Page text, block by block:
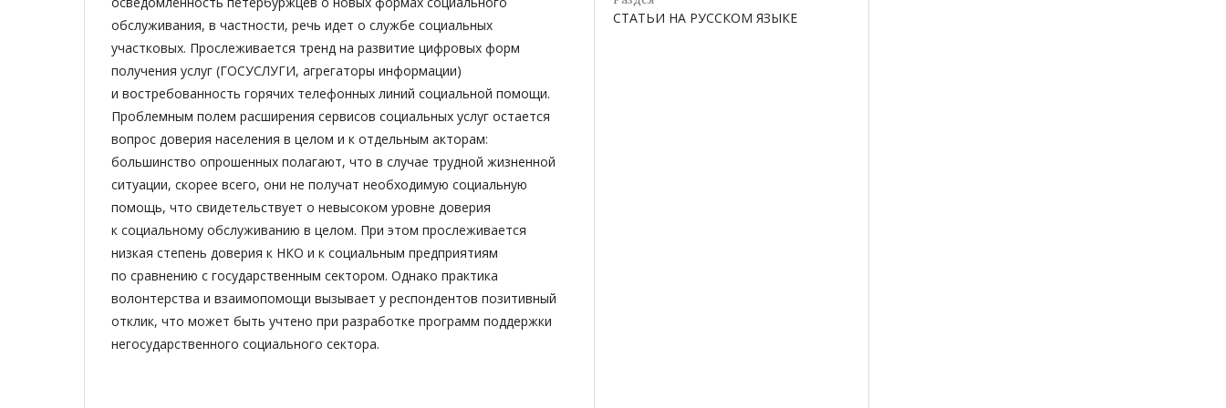
обслуживания, в частности, речь идет о службе социальных
участковых. Прослеживается тренд на развитие цифровых форм
получения услуг (ГОСУСЛУГИ, агрегаторы информации)
и востребованность горячих телефонных линий социальной помощи.
Проблемным полем расширения сервисов социальных услуг остается
вопрос доверия населения в целом и к отдельным акторам:
большинство опрошенных полагают, что в случае трудной жизненной
ситуации, скорее всего, они не получат необходимую социальную
помощь, что свидетельствует о невысоком уровне доверия
к социальному обслуживанию в целом. При этом прослеживается
низкая степень доверия к НКО и к социальным предприятиям
по сравнению с государственным сектором. Однако практика
волонтерства и взаимопомощи вызывает у респондентов позитивный
отклик, что может быть учтено при разработке программ поддержки
негосударственного социального сектора.
СТАТЬИ НА РУССКОМ ЯЗЫКЕ